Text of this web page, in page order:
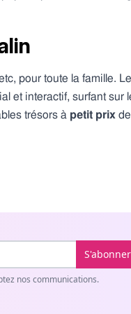
pour toute la famille.
et interactif, surfant sur
trésors à petit prix
S'abonner
nos communications.